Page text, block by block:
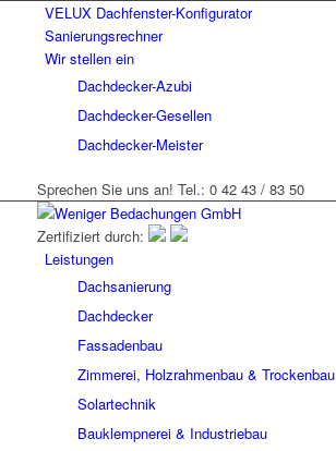
VELUX Dachfenster-Konfigurator
Sanierungsrechner
Wir stellen ein
Dachdecker-Azubi
Dachdecker-Gesellen
Dachdecker-Meister
Sprechen Sie uns an! Tel.: 0 42 43 / 83 50
Zertifiziert durch:
Leistungen
Dachsanierung
Dachdecker
Fassadenbau
Zimmerei, Holzrahmenbau & Trockenbau
Solartechnik
Bauklempnerei & Industriebau